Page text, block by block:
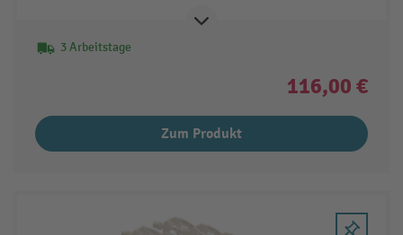
3 Arbeitstage
116,00 €
Zum Produkt